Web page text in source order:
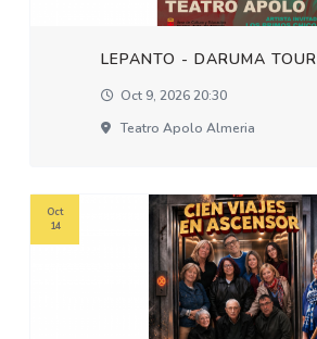
LEPANTO - DARUMA TOUR
Oct 9, 2026 20:30
Teatro Apolo Almeria
Oct
14